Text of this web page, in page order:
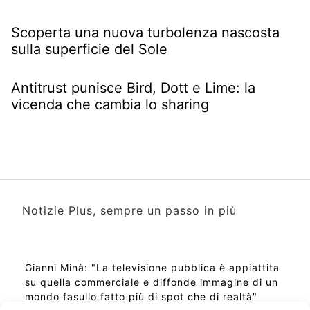
Scoperta una nuova turbolenza nascosta
sulla superficie del Sole
Antitrust punisce Bird, Dott e Lime: la
vicenda che cambia lo sharing
Notizie Plus, sempre un passo in più
Gianni Minà: "La televisione pubblica è appiattita
su quella commerciale e diffonde immagine di un
mondo fasullo fatto più di spot che di realtà"